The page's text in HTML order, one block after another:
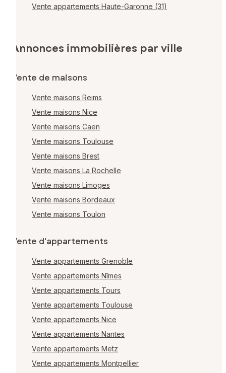
Vente appartements Haute-Garonne (31)
Annonces immobilières par ville
Vente de maisons
Vente maisons Reims
Vente maisons Nice
Vente maisons Caen
Vente maisons Toulouse
Vente maisons Brest
Vente maisons La Rochelle
Vente maisons Limoges
Vente maisons Bordeaux
Vente maisons Toulon
Vente d'appartements
Vente appartements Grenoble
Vente appartements Nîmes
Vente appartements Tours
Vente appartements Toulouse
Vente appartements Nice
Vente appartements Nantes
Vente appartements Metz
Vente appartements Montpellier